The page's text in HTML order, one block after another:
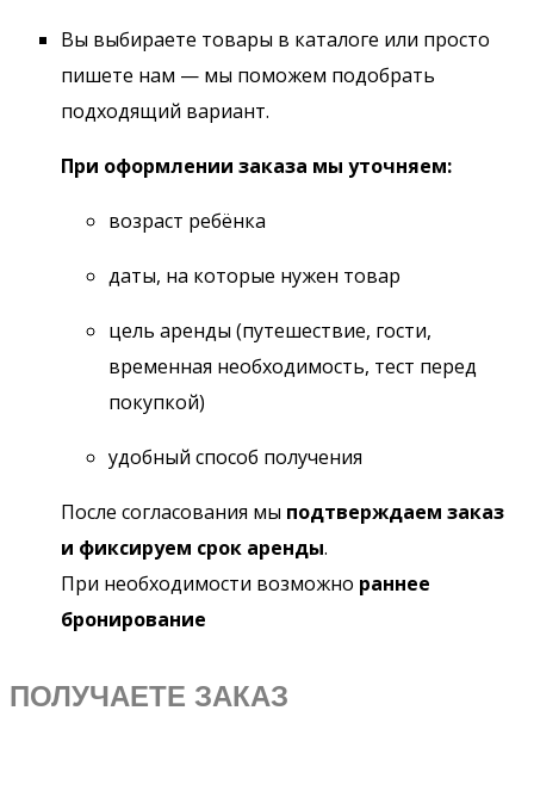
Вы выбираете товары в каталоге или просто
пишете нам — мы поможем подобрать
подходящий вариант.
При оформлении заказа мы уточняем:
возраст ребёнка
даты, на которые нужен товар
цель аренды (путешествие, гости,
временная необходимость, тест перед
покупкой)
удобный способ получения
После согласования мы подтверждаем заказ
и фиксируем срок аренды.
При необходимости возможно раннее
бронирование
ПОЛУЧАЕТЕ ЗАКАЗ